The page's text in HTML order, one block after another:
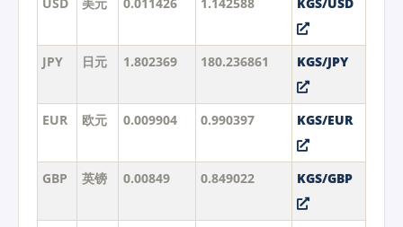
JPY 日元 1.802369 180.236861 KGS/JPY
EUR 欧元 0.009904 0.990397 KGS/EUR
GBP 英镑 0.00849 0.849022 KGS/GBP